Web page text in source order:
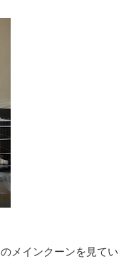
メインクーンを見てい